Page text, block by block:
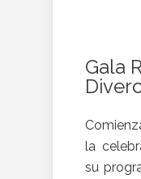
Gala
la
su